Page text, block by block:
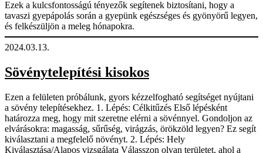
Ezek a kulcsfontosságú tényezők segítenek biztosítani, hogy a
tavaszi gyepápolás során a gyepünk egészséges és gyönyörű legyen,
és felkészüljön a meleg hónapokra.
2024.03.13.
Sövénytelepítési kisokos
Ezen a felületen próbálunk, gyors kézzelfogható segítséget nyújtani
a sövény telepítésekhez. 1. Lépés: Célkitűzés Első lépésként
határozza meg, hogy mit szeretne elérni a sövénnyel. Gondoljon az
elvárásokra: magasság, sűrűség, virágzás, örökzöld legyen? Ez segít
kiválasztani a megfelelő növényt. 2. Lépés: Hely
Kiválasztása/Alapos vizsgálata Válasszon olyan területet, ahol a